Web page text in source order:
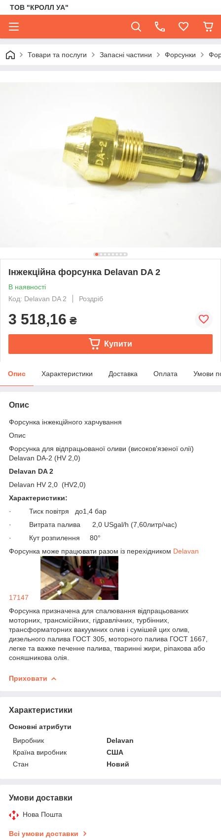
ТОВ "КРОЛЛ УА"
Товари та послуги Запасні частини Форсунки
Інжекційна форсунка Delavan DA 2
В наявності
Код: Delavan DA 2
Роздріб
3 518,16 ₴
Купити
Опис Характеристики Доставка Оплата Умови
Опис
Форсунка інжекційного харчування
Опис
Форсунка для відпрацьованої оливи (високов'язеної олії)
Delavan DA-2 (HV 2,0)
Delavan DA 2
Delavan HV 2,0 (HV2,0)
Характеристики:
· Тиск повітря до1,4 бар
· Витрата палива 2,0 USgal/h (7,60литр/час)
· Кут розпилення 80°
Форсунка може працювати разом із перехідником Delavan
17147
Форсунка призначена для спалювання відпрацьованих
моторних, трансмісійних, гідравлічних, турбінних,
трансформаторних вакуумних олив і сумішей цих олив,
дизельного палива ГОСТ 305, моторного палива ГОСТ 1667,
легке та важке печенне палива, тваринні жири, ріпакова або
соняшникова олія.
Приховати
Характеристики
Основні атрибути
Виробник
Delavan
Країна виробник
США
Стан
Новий
Умови доставки
Нова Пошта
Всі умови доставки